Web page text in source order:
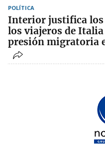
POLÍTICA
Interior justifica los
los viajeros de
presión migratoria